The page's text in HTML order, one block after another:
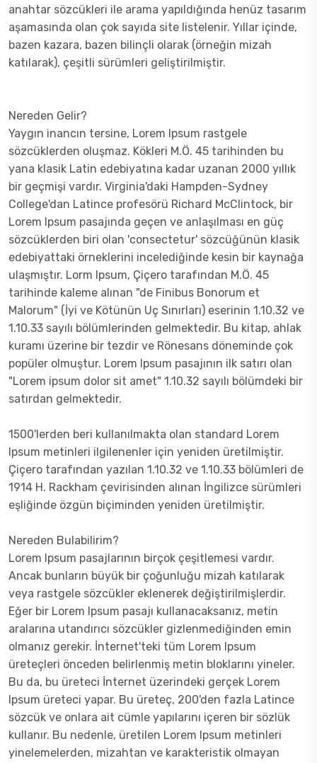
anahtar sözcükleri ile arama yapıldığında henüz tasarım
aşamasında olan çok sayıda site listelenir. Yıllar içinde,
bazen kazara, bazen bilinçli olarak (örneğin mizah
katılarak), çeşitli sürümleri geliştirilmiştir.
Nereden Gelir?
Yaygın inancın tersine, Lorem Ipsum rastgele
sözcüklerden oluşmaz. Kökleri M.Ö. 45 tarihinden bu
yana klasik Latin edebiyatına kadar uzanan 2000 yıllık
bir geçmişi vardır. Virginia'daki Hampden-Sydney
College'dan Latince profesörü Richard McClintock, bir
Lorem Ipsum pasajında geçen ve anlaşılması en güç
sözcüklerden biri olan 'consectetur' sözcüğünün klasik
edebiyattaki örneklerini incelediğinde kesin bir kaynağa
ulaşmıştır. Lorm Ipsum, Çiçero tarafından M.Ö. 45
tarihinde kaleme alınan "de Finibus Bonorum et
Malorum" (İyi ve Kötünün Uç Sınırları) eserinin 1.10.32 ve
1.10.33 sayılı bölümlerinden gelmektedir. Bu kitap, ahlak
kuramı üzerine bir tezdir ve Rönesans döneminde çok
popüler olmuştur. Lorem Ipsum pasajının ilk satırı olan
"Lorem ipsum dolor sit amet" 1.10.32 sayılı bölümdeki bir
satırdan gelmektedir.
1500'lerden beri kullanılmakta olan standard Lorem
Ipsum metinleri ilgilenenler için yeniden üretilmiştir.
Çiçero tarafından yazılan 1.10.32 ve 1.10.33 bölümleri de
1914 H. Rackham çevirisinden alınan İngilizce sürümleri
eşliğinde özgün biçiminden yeniden üretilmiştir.
Nereden Bulabilirim?
Lorem Ipsum pasajlarının birçok çeşitlemesi vardır.
Ancak bunların büyük bir çoğunluğu mizah katılarak
veya rastgele sözcükler eklenerek değiştirilmişlerdir.
Eğer bir Lorem Ipsum pasajı kullanacaksanız, metin
aralarına utandırıcı sözcükler gizlenmediğinden emin
olmanız gerekir. İnternet'teki tüm Lorem Ipsum
üreteçleri önceden belirlenmiş metin bloklarını yineler.
Bu da, bu üreteci İnternet üzerindeki gerçek Lorem
Ipsum üreteci yapar. Bu üreteç, 200'den fazla Latince
sözcük ve onlara ait cümle yapılarını içeren bir sözlük
kullanır. Bu nedenle, üretilen Lorem Ipsum metinleri
yinelemelerden, mizahtan ve karakteristik olmayan